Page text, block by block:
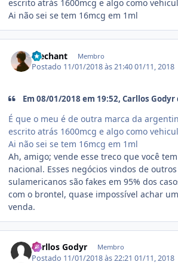
escrito atrás 1600mcg e algo como
Ai não sei se tem 16mcg em 1ml
Mechant Membro
Postado 11/01/2018 às 21:4001/11, 2018
Em 08/01/2018 em 19:52, Carllos Godyr
É que o meu é de outra marca da
escrito atrás 1600mcg e algo como
Ai não sei se tem 16mcg em 1ml
Ah, amigo; vende esse treco que você
nacional. Esses negócios vindos de
sulamericanos são fakes em 95% dos
com o brontel, quase impossível achar
venda.
Carllos Godyr Membro
Postado 11/01/2018 às 22:2101/11, 2018